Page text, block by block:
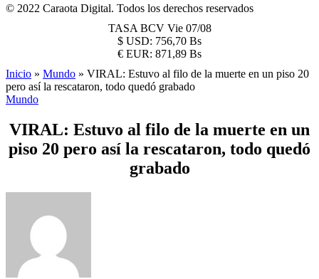
© 2022 Caraota Digital. Todos los derechos reservados
TASA BCV Vie 07/08
$ USD: 756,70 Bs
€ EUR: 871,89 Bs
Inicio » Mundo » VIRAL: Estuvo al filo de la muerte en un piso 20
pero así la rescataron, todo quedó grabado
Mundo
VIRAL: Estuvo al filo de la muerte en un
piso 20 pero así la rescataron, todo quedó
grabado